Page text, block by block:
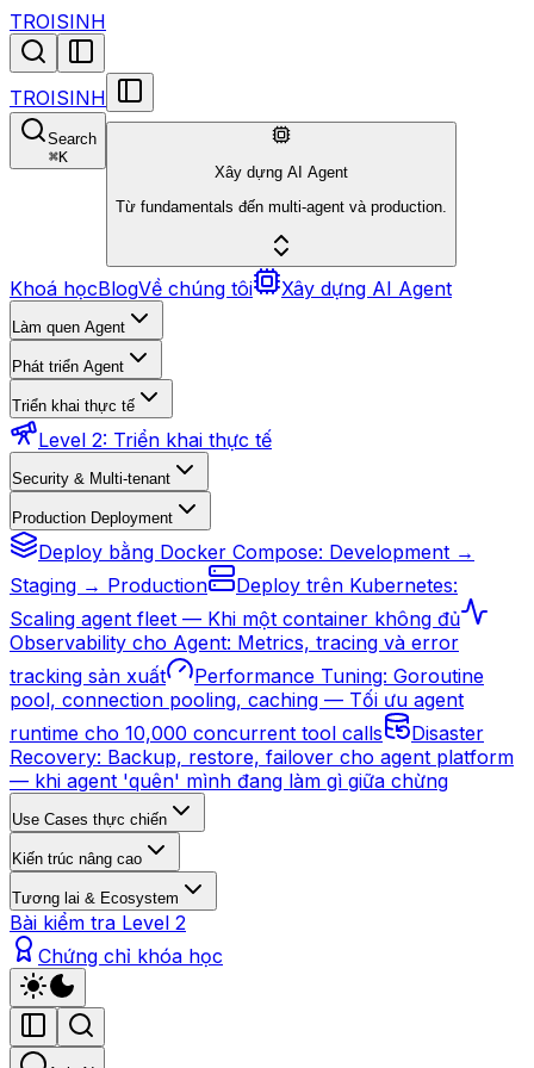
TROISINH
TROISINH
Search
⌘K
Xây dựng AI Agent
Từ fundamentals đến multi-agent và production.
Khoá họcBlogVề chúng tôi Xây dựng AI Agent
Làm quen Agent
Phát triển Agent
Triển khai thực tế
Level 2: Triển khai thực tế
Security & Multi-tenant
Production Deployment
Deploy bằng Docker Compose: Development →
Staging → Production
Deploy trên Kubernetes:
Scaling agent fleet — Khi một container không đủ
Observability cho Agent: Metrics, tracing và error
tracking sản xuất
Performance Tuning: Goroutine
pool, connection pooling, caching — Tối ưu agent
runtime cho 10,000 concurrent tool calls
Disaster
Recovery: Backup, restore, failover cho agent platform
— khi agent 'quên' mình đang làm gì giữa chừng
Use Cases thực chiến
Kiến trúc nâng cao
Tương lai & Ecosystem
Bài kiểm tra Level 2
Chứng chỉ khóa học